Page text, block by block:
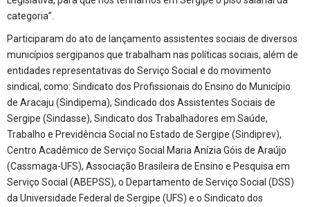
categoria”.
Participaram do ato de lançamento assistentes sociais de diversos
municípios sergipanos que trabalham nas políticas sociais, além de
entidades representativas do Serviço Social e do movimento
sindical, como: Sindicato dos Profissionais do Ensino do Município
de Aracaju (Sindipema), Sindicado dos Assistentes Sociais de
Sergipe (Sindasse), Sindicato dos Trabalhadores em Saúde,
Trabalho e Previdência Social no Estado de Sergipe (Sindiprev),
Centro Acadêmico de Serviço Social Maria Anízia Góis de Araújo
(Cassmaga-UFS), Associação Brasileira de Ensino e Pesquisa em
Serviço Social (ABEPSS), o Departamento de Serviço Social (DSS)
da Universidade Federal de Sergipe (UFS) e o Sindicato dos